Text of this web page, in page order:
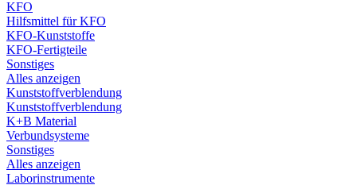
KFO
Hilfsmittel für KFO
KFO-Kunststoffe
KFO-Fertigteile
Sonstiges
Alles anzeigen
Kunststoffverblendung
Kunststoffverblendung
K+B Material
Verbundsysteme
Sonstiges
Alles anzeigen
Laborinstrumente